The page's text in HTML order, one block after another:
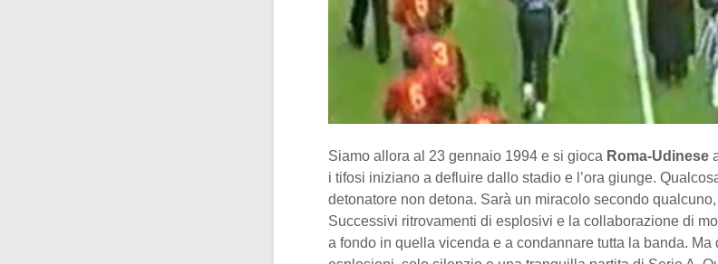
Siamo allora al 23 gennaio 1994 e si gioca Roma-Udinese
i tifosi iniziano a defluire dallo stadio e l’ora giunge.
detonatore non detona. Sarà un miracolo secondo
Successivi ritrovamenti di esplosivi e la collaborazione di
a fondo in quella vicenda e a condannare tutta la banda.